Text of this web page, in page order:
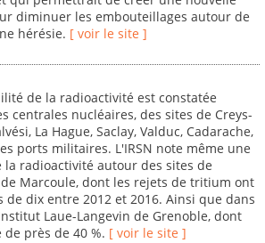
diminuer les embouteillages autour de
hérésie. [ voir le site ]
de la radioactivité est constatée
centrales nucléaires, des sites de Creys-
La Hague, Saclay, Valduc, Cadarache,
ports militaires. L'IRSN note même une
la radioactivité autour des sites de
Marcoule, dont les rejets de tritium ont
dix entre 2012 et 2016. Ainsi que dans
Laue-Langevin de Grenoble, dont
près de 40 %. [ voir le site ]